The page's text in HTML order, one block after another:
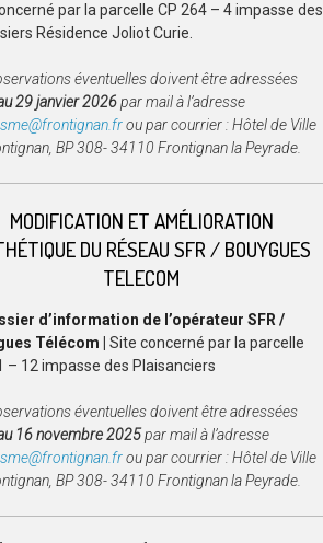
par la parcelle CP 264 – 4 impasse des
Résidence Joliot Curie.
éventuelles doivent être adressées
29 janvier 2026par mail à l’adresse
ou par courrier : Hôtel de Ville
BP 308- 34110 Frontignan la Peyrade.
MODIFICATION ET AMÉLIORATION
DU RÉSEAU SFR / BOUYGUES
TELECOM
d’information de l’opérateur SFR /
Télécom | Site concerné par la parcelle
– 12 impasse des Plaisanciers
éventuelles doivent être adressées
16 novembre 2025par mail à l’adresse
ou par courrier : Hôtel de Ville
BP 308- 34110 Frontignan la Peyrade.